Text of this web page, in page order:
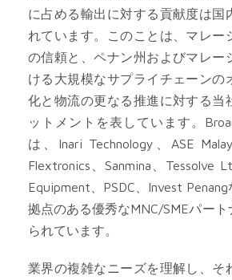
に占める輸出に対する貢献度は国
れています。このことは、マレー
の信頼と、ペナン州およびマレー
ける大規模なサプライチェーンの
化と物流の更なる推進に対する当
ットメントを表しています。
は、Inari Technology、ASE
Flextronics、Sanmina、Tessolve
Equipment、PSDC、Invest
拠点のある優秀なMNC/SMEパート
られています。
業界の複雑なニーズを理解し、そ